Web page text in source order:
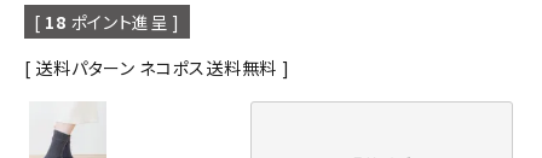
[ 18 ポイント進呈 ]
送料パターン ネコポス送料無料